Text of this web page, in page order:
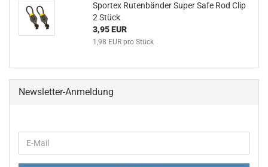
Sportex Rutenbänder Super Safe Rod Clip
2 Stück
3,95 EUR
1,98 EUR pro Stück
Newsletter-Anmeldung
WEITER
ZUR
NEWSLETTER-
E-
Mail